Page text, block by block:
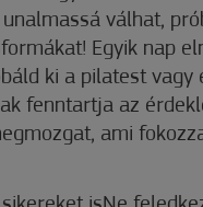
válhat,
Egyik nap
ki a pilatest vagy
fenntartja az
ami